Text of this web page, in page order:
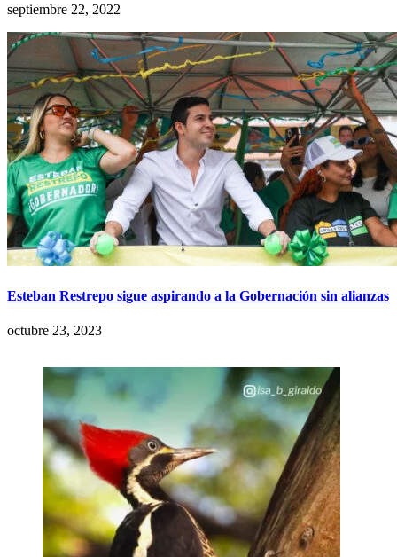
septiembre 22, 2022
Esteban Restrepo sigue aspirando a la Gobernación sin alianzas
octubre 23, 2023